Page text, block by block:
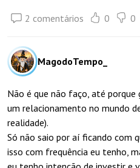
2 comentários 0 0
MagodoTempo_
Não é que não faço, até porque
um relacionamento no mundo
realidade).
Só não saio por aí ficando com
isso com frequência eu tenho,